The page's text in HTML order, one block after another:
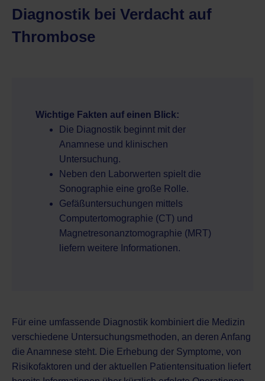
Diagnostik bei Verdacht auf
Thrombose
Wichtige Fakten auf einen Blick:
Die Diagnostik beginnt mit der
Anamnese und klinischen
Untersuchung.
Neben den Laborwerten spielt die
Sonographie eine große Rolle.
Gefäßuntersuchungen mittels
Computertomographie (CT) und
Magnetresonanztomographie (MRT)
liefern weitere Informationen.
Für eine umfassende Diagnostik kombiniert die Medizin
verschiedene Untersuchungsmethoden, an deren Anfang
die Anamnese steht. Die Erhebung der Symptome, von
Risikofaktoren und der aktuellen Patientensituation liefert